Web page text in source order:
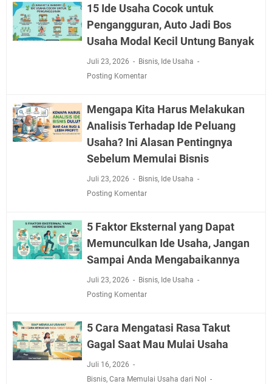
15 Ide Usaha Cocok untuk
Pengangguran, Auto Jadi Bos
Usaha Modal Kecil Untung Banyak
Juli 23, 2026 Bisnis, Ide Usaha
Posting Komentar
Mengapa Kita Harus Melakukan
Analisis Terhadap Ide Peluang
Usaha? Ini Alasan Pentingnya
Sebelum Memulai Bisnis
Juli 23, 2026 Bisnis, Ide Usaha
Posting Komentar
5 Faktor Eksternal yang Dapat
Memunculkan Ide Usaha, Jangan
Sampai Anda Mengabaikannya
Juli 23, 2026 Bisnis, Ide Usaha
Posting Komentar
5 Cara Mengatasi Rasa Takut
Gagal Saat Mau Mulai Usaha
Juli 16, 2026
Bisnis, Cara Memulai Usaha dari Nol